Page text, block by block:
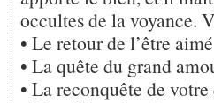
occultes de la voyance.
• Le retour de l’être aimé
• La quête du grand
• La reconquête de